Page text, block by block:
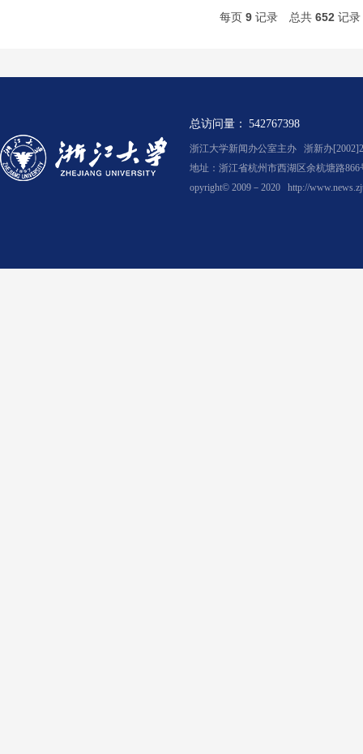
每页 9 记录 总共 652 记录
总访问量： 542767398
浙江大学新闻办公室主办 浙新办
地址：浙江省杭州市西湖区余杭塘路
opyright© 2009－2020 http://